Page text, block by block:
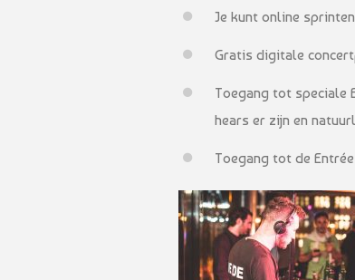
Je kunt online
Gratis digitale
Toegang tot speciale
hears er zijn en
Toegang tot de